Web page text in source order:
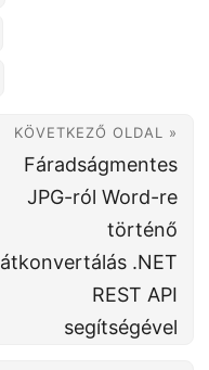
KÖVETKEZŐ OLDAL »
Fáradságmentes
JPG-ról Word-re
történő
átkonvertálás .NET
REST API
segítségével